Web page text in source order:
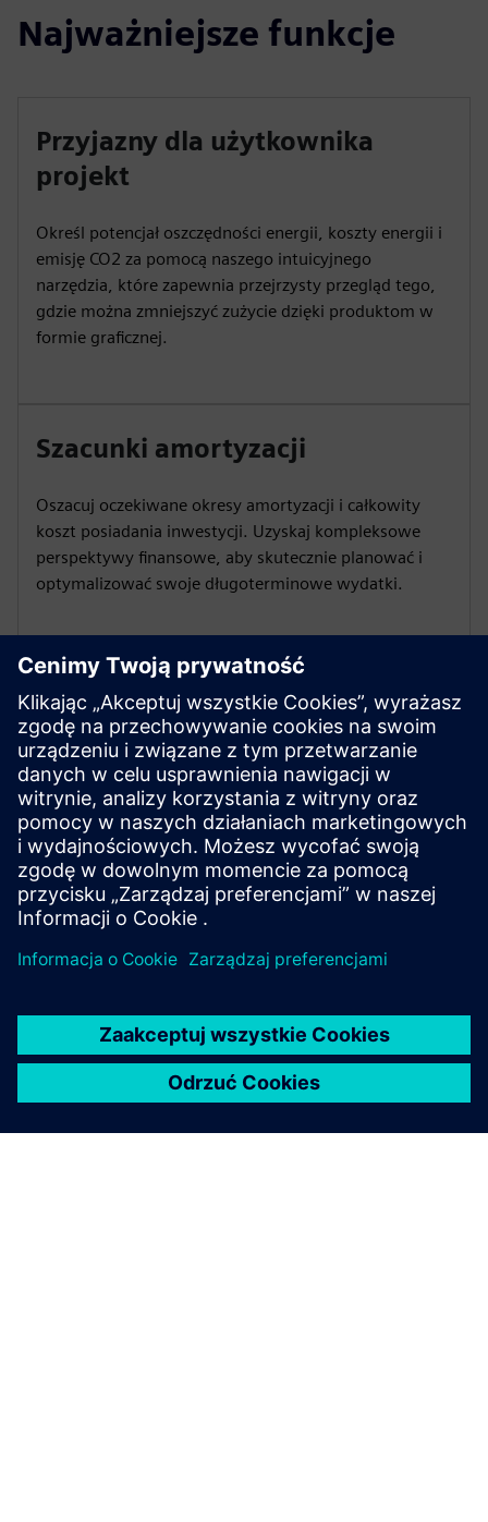
Najważniejsze funkcje
Przyjazny dla użytkownika
projekt
Określ potencjał oszczędności energii, koszty energii i
emisję CO2 za pomocą naszego intuicyjnego
narzędzia, które zapewnia przejrzysty przegląd tego,
gdzie można zmniejszyć zużycie dzięki produktom w
formie graficznej.
Szacunki amortyzacji
Oszacuj oczekiwane okresy amortyzacji i całkowity
koszt posiadania inwestycji. Uzyskaj kompleksowe
perspektywy finansowe, aby skutecznie planować i
optymalizować swoje długoterminowe wydatki.
Elastyczność dla Twojego
regionu
Nasze narzędzie pomaga dostarczać dane dla Twojego
regionu i potrzeb. Wybieraj spośród wielu języków, 14
walut i obliczaj na podstawie standardów IEC i NEMA.